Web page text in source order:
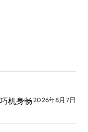
机身畅2026年8月7日